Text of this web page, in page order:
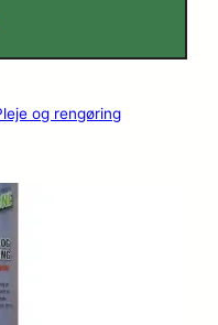
og rengøring